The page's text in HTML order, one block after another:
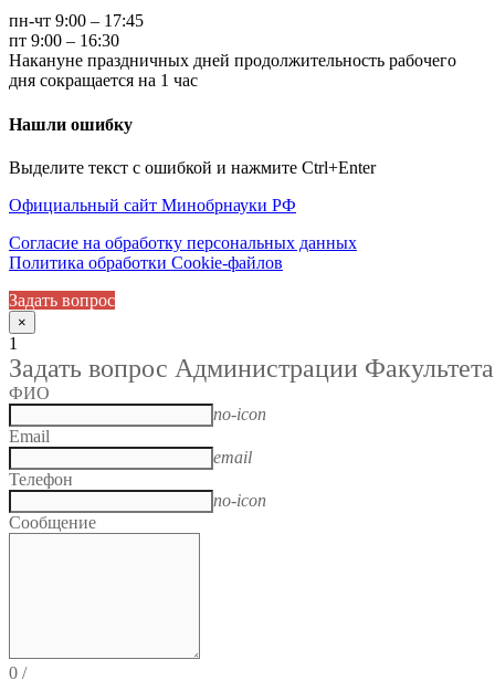
пн-чт 9:00 – 17:45
пт 9:00 – 16:30
Накануне праздничных дней продолжительность рабочего
дня сокращается на 1 час
Нашли ошибку
Выделите текст с ошибкой и нажмите Ctrl+Enter
Официальный сайт Минобрнауки РФ
Согласие на обработку персональных данных
Политика обработки Cookie-файлов
Задать вопрос
×
1
Задать вопрос Администрации Факультета
ФИО
no-icon
Email
email
Телефон
no-icon
Сообщение
0 /